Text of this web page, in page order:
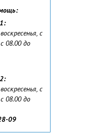
с
08.00 до
с
08.00 до
09